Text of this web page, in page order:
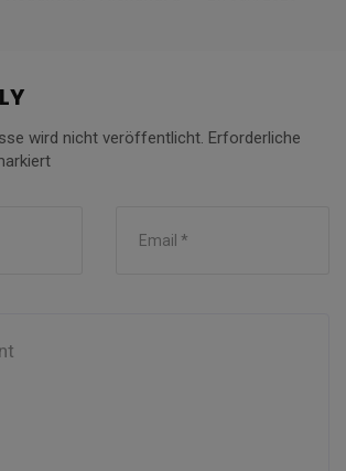
wird nicht veröffentlicht. Erforderliche